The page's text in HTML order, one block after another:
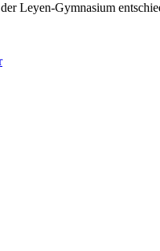
Leyen-Gymnasium